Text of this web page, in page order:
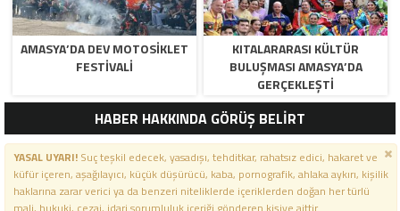
AMASYA’DA DEV MOTOSIKLET
FESTIVALI
KITALARARASI KÜLTÜR
BULUŞMASI AMASYA’DA
GERÇEKLEŞTI
HABER HAKKINDA GÖRÜŞ BELİRT
YASAL UYARI!Suç teşkil edecek, yasadışı, tehditkar, rahatsız edici, hakaret ve
küfür içeren, aşağılayıcı, küçük düşürücü, kaba, pornografik, ahlaka aykırı, kişilik
haklarına zarar verici ya da benzeri niteliklerde içeriklerden doğan her türlü